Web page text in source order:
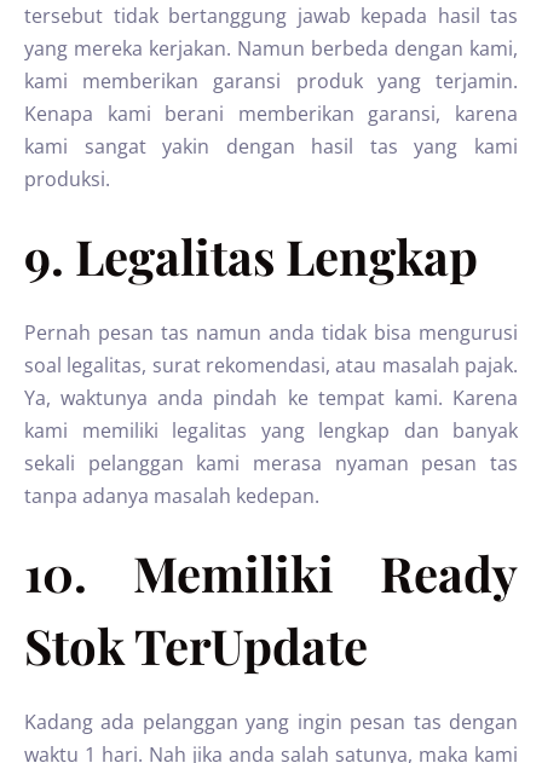
tersebut tidak bertanggung jawab kepada hasil tas
yang mereka kerjakan. Namun berbeda dengan kami,
kami memberikan garansi produk yang terjamin.
Kenapa kami berani memberikan garansi, karena
kami sangat yakin dengan hasil tas yang kami
produksi.
9. Legalitas Lengkap
Pernah pesan tas namun anda tidak bisa mengurusi
soal legalitas, surat rekomendasi, atau masalah pajak.
Ya, waktunya anda pindah ke tempat kami. Karena
kami memiliki legalitas yang lengkap dan banyak
sekali pelanggan kami merasa nyaman pesan tas
tanpa adanya masalah kedepan.
10. Memiliki Ready
Stok TerUpdate
Kadang ada pelanggan yang ingin pesan tas dengan
waktu 1 hari. Nah jika anda salah satunya, maka kami